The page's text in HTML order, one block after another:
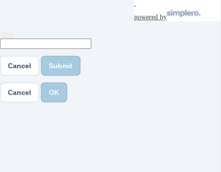
powered by
Cancel Submit
Cancel OK